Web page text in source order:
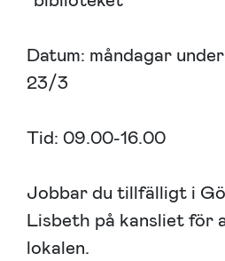
Datum: måndagar
23/3
Tid: 09.00-16.00
Jobbar du tillfälligt i
Lisbeth på kansliet för
lokalen.